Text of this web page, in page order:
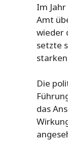
Im
Amt
wieder
setzte
Die
das